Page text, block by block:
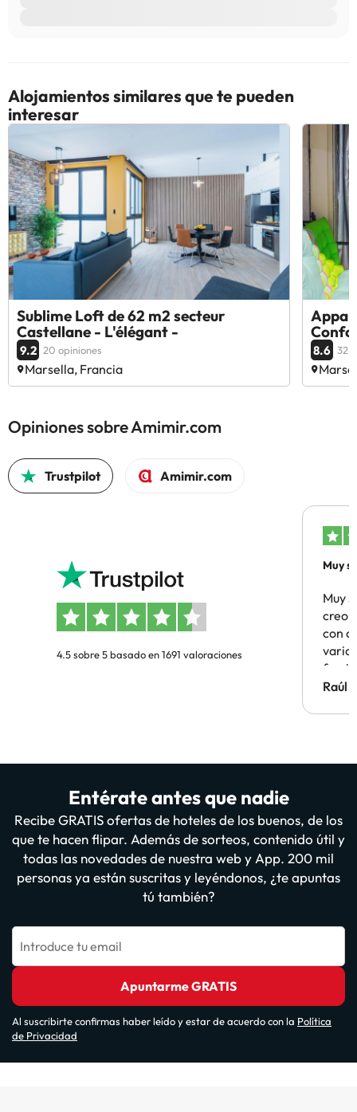
Alojamientos similares que te pueden
interesar
Sublime Loft de 62 m2 secteur
Castellane - L'élégant -
9.2 20 opiniones
Marsella, Francia
8.6 32
Opiniones sobre Amimir.com
Trustpilot Amimir.com
4.5 sobre 5 basado en 1691 valoraciones
Muy
Muy
creo
con
Hotel
Raúl
Entérate antes que nadie
Recibe GRATIS ofertas de hoteles de los buenos, de los
que te hacen flipar. Además de sorteos, contenido útil y
todas las novedades de nuestra web y App. 200 mil
personas ya están suscritas y leyéndonos, ¿te apuntas
tú también?
Introduce tu email
Apuntarme GRATIS
Al suscribirte confirmas haber leído y estar de acuerdo con la Política
de Privacidad